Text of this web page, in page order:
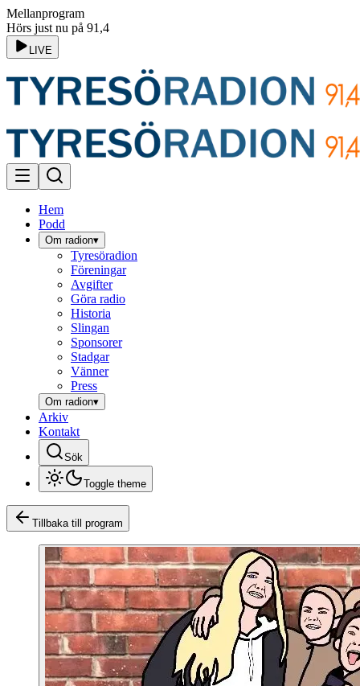
Mellanprogram
Hörs just nu på 91,4
LIVE
Hem
Podd
Om radion▾
Tyresöradion
Föreningar
Avgifter
Göra radio
Historia
Slingan
Sponsorer
Stadgar
Vänner
Press
Om radion▾
Arkiv
Kontakt
Sök
Toggle theme
Tillbaka till program